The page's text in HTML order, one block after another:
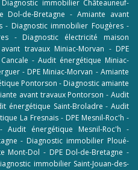
Diagnostic immobilier Châteauneuf-
Dol-de-Bretagne -Amiante avant
- Diagnostic immobilier Fougères-
- Diagnostic électricité maison
travaux Miniac-Morvan - DPE
- Audit énergétique Miniac-
- DPE Miniac-Morvan -Amiante
Pontorson - Diagnostic amiante
avant travaux Pontorson -Audit
énergétique Saint-Broladre - Audit
La Fresnais - DPE Mesnil-Roc'h -
- Audit énergétique Mesnil-Roc'h -
- Diagnostic immobilier Ploué-
Mont-Dol - DPE Dol-de-Bretagne -
immobilier Saint-Jouan-des-